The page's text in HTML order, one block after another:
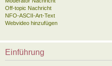
Off-topic Nachricht
NFO-ASCII-Art-Text
Webvideo hinzufügen
Einführung